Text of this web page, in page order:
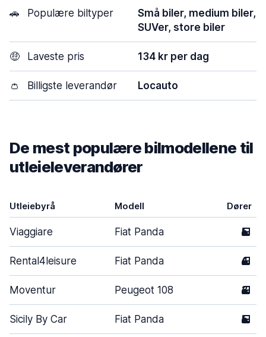
🚗 Populære biltyper
Små biler, medium biler,
SUVer, store biler
🤑 Laveste pris 134 kr per dag
👛 Billigste leverandør Locauto
De mest populære bilmodellene til
utleieleverandører
Utleiebyrå Modell Dører
Viaggiare Fiat Panda 5
Rental4leisure Fiat Panda 4
Moventur Peugeot 108 3
Sicily By Car Fiat Panda 5